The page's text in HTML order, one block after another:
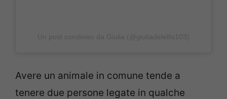
Avere un animale in comune tende a
tenere due persone legate in qualche